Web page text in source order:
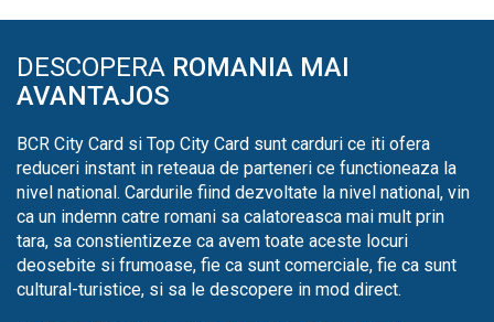
DESCOPERA ROMANIA MAI
AVANTAJOS
BCR City Card si Top City Card sunt carduri ce iti ofera
reduceri instant in reteaua de parteneri ce functioneaza la
nivel national. Cardurile fiind dezvoltate la nivel national, vin
ca un indemn catre romani sa calatoreasca mai mult prin
tara, sa constientizeze ca avem toate aceste locuri
deosebite si frumoase, fie ca sunt comerciale, fie ca sunt
cultural-turistice, si sa le descopere in mod direct.